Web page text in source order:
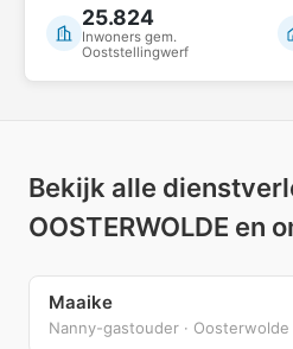
25.824
Inwoners gem.
Ooststellingwerf
Bekijk alle
OOSTERWOLDE en
Maaike
Nanny-gastouder · Oosterwolde